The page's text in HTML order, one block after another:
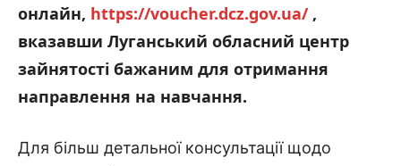
онлайн, https://voucher.dcz.gov.ua/,
вказавши Луганський обласний центр
зайнятості бажаним для отримання
направлення на навчання.
Для більш детальної консультації щодо